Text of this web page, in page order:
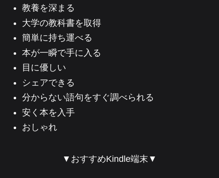
教養を深まる
大学の教科書を取得
簡単に持ち運べる
本が一瞬で手に入る
目に優しい
シェアできる
分からない語句をすぐ調べられる
安く本を入手
おしゃれ
▼おすすめKindle端末▼